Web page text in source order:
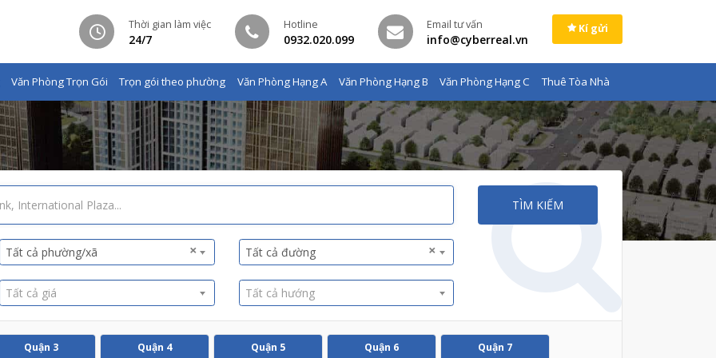
Thời gian làm việc
24/7
Hotline
0932.020.099
Email tư vấn
info@cyberreal.vn
Kí gửi
Văn Phòng Trọn Gói Trọn gói theo phường Văn Phòng Hạng A Văn Phòng Hạng B Văn Phòng Hạng C Thuê Tòa Nhà
×
Tất cả phường/xã ×
Tất cả đường
Tất cả giá Tất cả hướng
TÌM KIẾM
Quận 3 Quận 4 Quận 5 Quận 6 Quận 7